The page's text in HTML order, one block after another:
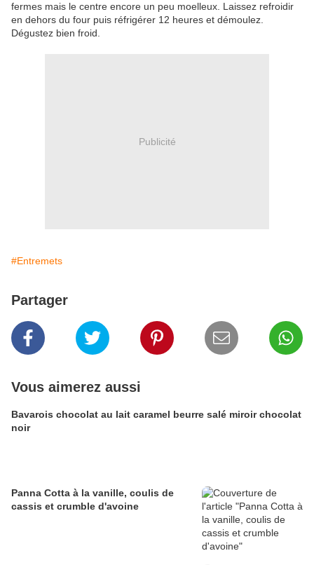
fermes mais le centre encore un peu moelleux. Laissez refroidir
en dehors du four puis réfrigérer 12 heures et démoulez.
Dégustez bien froid.
Publicité
#Entremets
Partager
Vous aimerez aussi
Bavarois chocolat au lait caramel beurre salé miroir chocolat
noir
Panna Cotta à la vanille, coulis de
cassis et crumble d'avoine